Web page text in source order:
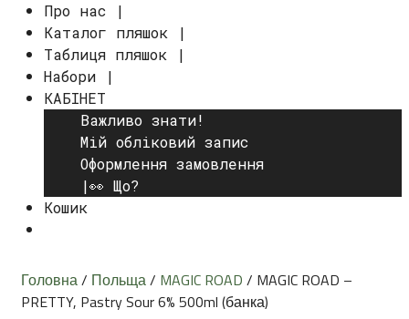
Про нас |
Каталог пляшок |
Таблиця пляшок |
Набори |
КАБІНЕТ
Важливо знати!
Мій обліковий запис
Оформлення замовлення
|👀 Що?
Кошик
Головна/ Польща/ MAGIC ROAD / MAGIC ROAD –
PRETTY, Pastry Sour 6% 500ml (банка)